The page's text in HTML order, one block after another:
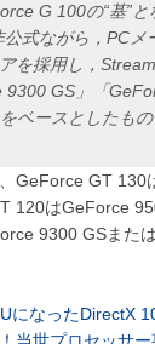
G 100の“基”
式ながら，PCメ
を採用し，
9300 GS」「
ベースとしたも
GeForce GT 130
120はGeForce
9300 GSまた
になったDirectX